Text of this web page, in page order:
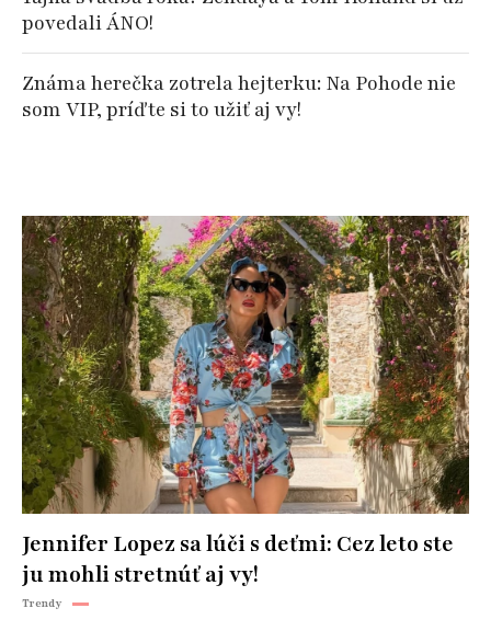
povedali ÁNO!
Známa herečka zotrela hejterku: Na Pohode nie
som VIP, príďte si to užiť aj vy!
Jennifer Lopez sa lúči s deťmi: Cez leto ste
ju mohli stretnúť aj vy!
Trendy